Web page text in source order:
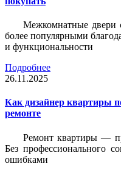
Межкомнатные двери
более популярными
и функциональности
Подробнее
26.11.2025
Как дизайнер квартиры
ремонте
Ремонт квартиры —
Без профессионального
ошибками